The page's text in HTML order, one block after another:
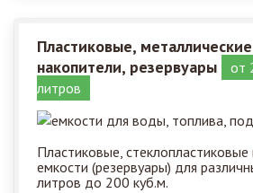
Пластиковые,
накопители, резервуары
от
литров
Пластиковые, стеклопластиковые
емкости (резервуары) для
литров до 200 куб.м.